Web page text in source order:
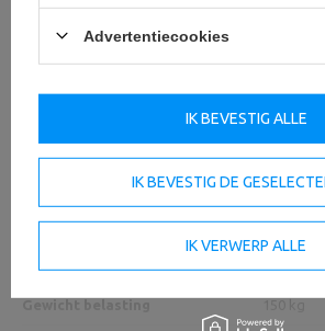
62 cm
80 x 80 x
slang 48
Advertentiecookies
IK BEVESTIG DE
IK VERWERP ALLE
IK BEVESTIG ALLE